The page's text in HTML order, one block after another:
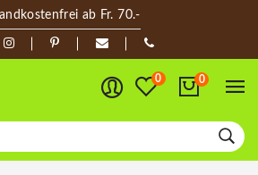
ab Fr. 70.-
0 0